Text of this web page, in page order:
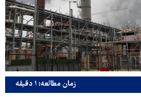
زمان مطالعه: ۱ دقیقه